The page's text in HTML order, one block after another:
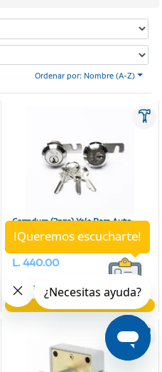
Ordenar por: Nombre (A-Z)
Cerradura (2pzs) Yale Para Auto
Código: 03140855
L. 440.00
Ver Producto
!Queremos escucharte!